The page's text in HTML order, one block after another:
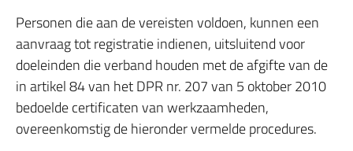
Personen die aan de vereisten voldoen, kunnen een
aanvraag tot registratie indienen, uitsluitend voor
doeleinden die verband houden met de afgifte van de
in artikel 84 van het DPR nr. 207 van 5 oktober 2010
bedoelde certificaten van werkzaamheden,
overeenkomstig de hieronder vermelde procedures.